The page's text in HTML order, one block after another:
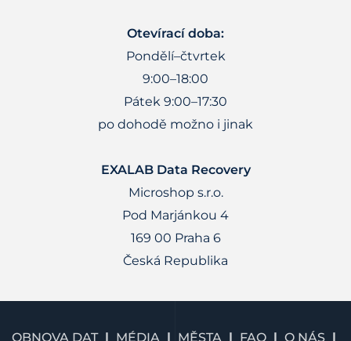
Otevírací doba:
Pondělí–čtvrtek
9:00–18:00
Pátek 9:00–17:30
po dohodě možno i jinak
EXALAB Data Recovery
Microshop s.r.o.
Pod Marjánkou 4
169 00 Praha 6
Česká Republika
OBNOVA DAT MÉDIA MĚSTA FAQ O NÁS